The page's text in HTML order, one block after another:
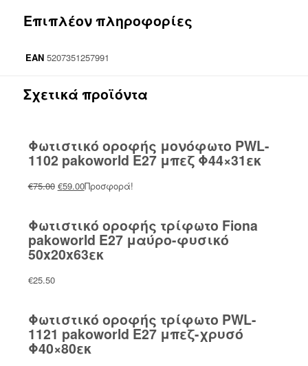
Επιπλέον πληροφορίες
EAN 5207351257991
Σχετικά προϊόντα
Φωτιστικό οροφής μονόφωτο PWL-
1102 pakoworld Ε27 μπεζ Φ44×31εκ
€75.00 Original
€75.00.
€59.00Η
είναι:
€59.00.
Προσφορά!
Φωτιστικό οροφής τρίφωτο Fiona
pakoworld Ε27 μαύρο-φυσικό
50x20x63εκ
€25.50
Φωτιστικό οροφής τρίφωτο PWL-
1121 pakoworld Ε27 μπεζ-χρυσό
Φ40×80εκ